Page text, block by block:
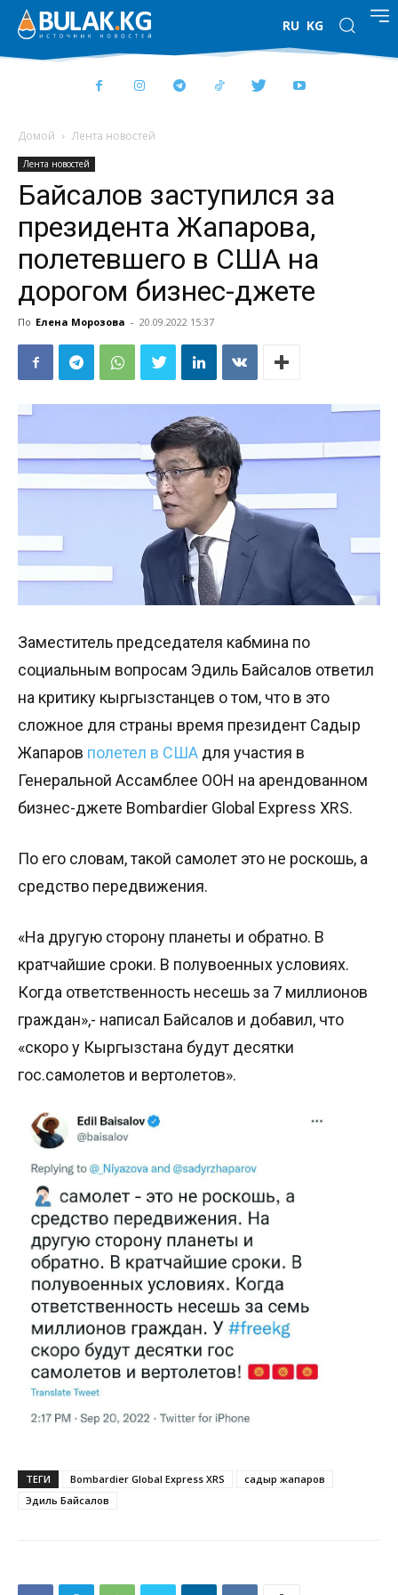
RU KG
Домой Лента новостей
Лента новостей
Байсалов заступился за
президента Жапарова,
полетевшего в США на
дорогом бизнес-джете
По Елена Морозова - 20.09.2022 15:37
Заместитель председателя кабмина по
социальным вопросам Эдиль Байсалов ответил
на критику кыргызстанцев о том, что в это
сложное для страны время президент Садыр
Жапаров полетел в США для участия в
Генеральной Ассамблее ООН на арендованном
бизнес-джете Bombardier Global Express XRS.
По его словам, такой самолет это не роскошь, а
средство передвижения.
«На другую сторону планеты и обратно. В
кратчайшие сроки. В полувоенных условиях.
Когда ответственность несешь за 7 миллионов
граждан»,- написал Байсалов и добавил, что
«скоро у Кыргызстана будут десятки
гос.самолетов и вертолетов».
ТЕГИ Bombardier Global Express XRS
садыр жапаров
Эдиль Байсалов